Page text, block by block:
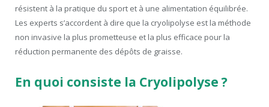
résistent à la pratique du sport et à une alimentation équilibrée.
Les experts s’accordent à dire que la cryolipolyse est la méthode
non invasive la plus prometteuse et la plus efficace pour la
réduction permanente des dépôts de graisse.
En quoi consiste la Cryolipolyse ?